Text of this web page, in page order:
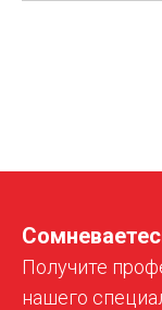
Получите
нашего